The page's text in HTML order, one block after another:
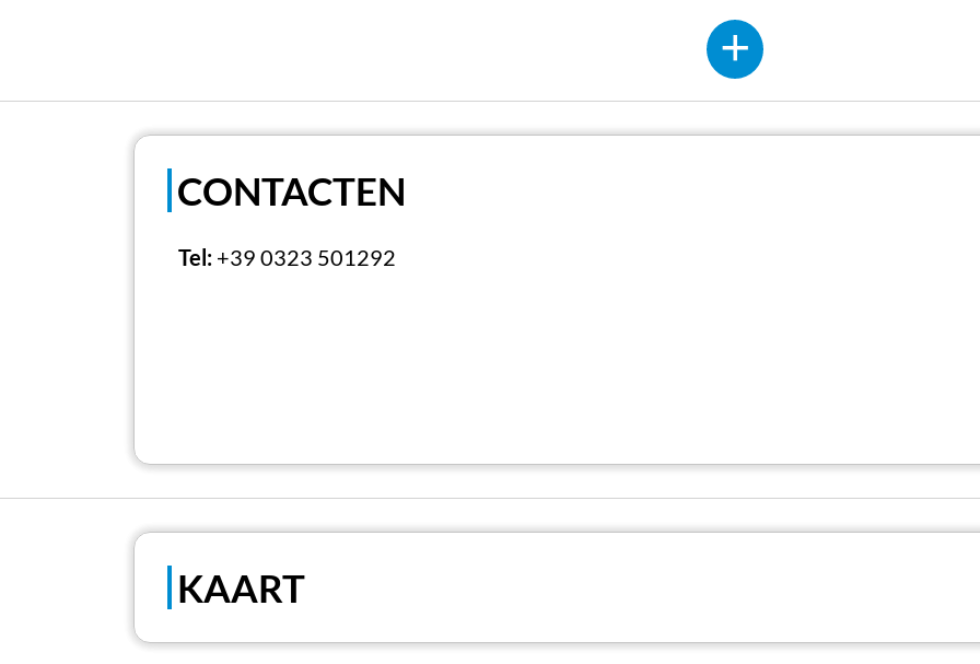
Voor de gevel van de kerk, dicht bij de oever van het meer, staat een andere getuigenis van
Monument voor de Gevallenen van de Eerste Wereldoorlog, een boog in zichtbare
Borromeo omlijst, geflankeerd door een stervende infanterist op een voetstuk. Het werd
en in 1953 ingehuldigd.
CONTACTEN
Tel: +39 0323 501292
KAART